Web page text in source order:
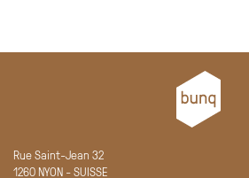
Rue Saint-Jean 32
1260 NYON - SUISSE